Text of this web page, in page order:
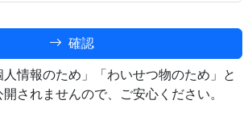
確認
情報のため」「わいせつ物のため」と
されませんので、ご安心ください。